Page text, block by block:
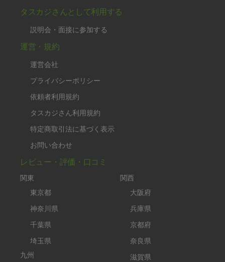
タスカジさんとして利用する
説明会・面接に参加する
運営・規約
運営会社
プライバシーポリシー
依頼者利用規約
タスカジさん利用規約
特定商取引法に基づく表示
お問い合わせ
レビュー・評価・口コミ
関東
東京都
神奈川県
千葉県
埼玉県
九州
関西
大阪府
兵庫県
京都府
奈良県
滋賀県